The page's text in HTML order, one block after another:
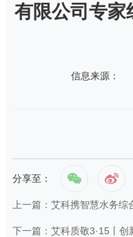
有限公司专家
信息来源：
分享至：
下一篇：艾科质敬3·15丨创